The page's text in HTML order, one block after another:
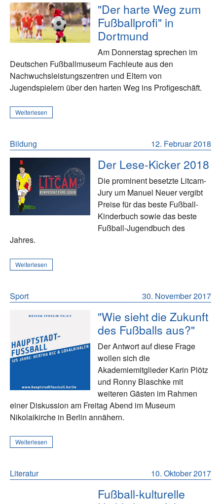
"Der harte Weg zum
Fußballprofi" in
Dortmund
Am Donnerstag sprechen im
Deutschen Fußballmuseum Fachleute aus den
Nachwuchsleistungszentren und Eltern von
Jugendspielern über den harten Weg ins Profigeschäft.
Weiterlesen
12. Februar 2018
Bildung
Der Lese-Kicker 2018
Die prominent besetzte Litcam-
Jury um Manuel Neuer vergibt
Preise für das beste Fußball-
Kinderbuch sowie das beste
Fußball-Jugendbuch des
Jahres.
Weiterlesen
30. November 2017
Sport
"Wie sieht die Zukunft
des Fußballs aus?"
Der Antwort auf diese Frage
wollen sich die
Akademiemitglieder Karin Plötz
und Ronny Blaschke mit
weiteren Gästen im Rahmen
einer Diskussion am Freitag Abend im Museum
Nikolaikirche in Berlin annähern.
Weiterlesen
10. Oktober 2017
Literatur
Fußball-kulturelle